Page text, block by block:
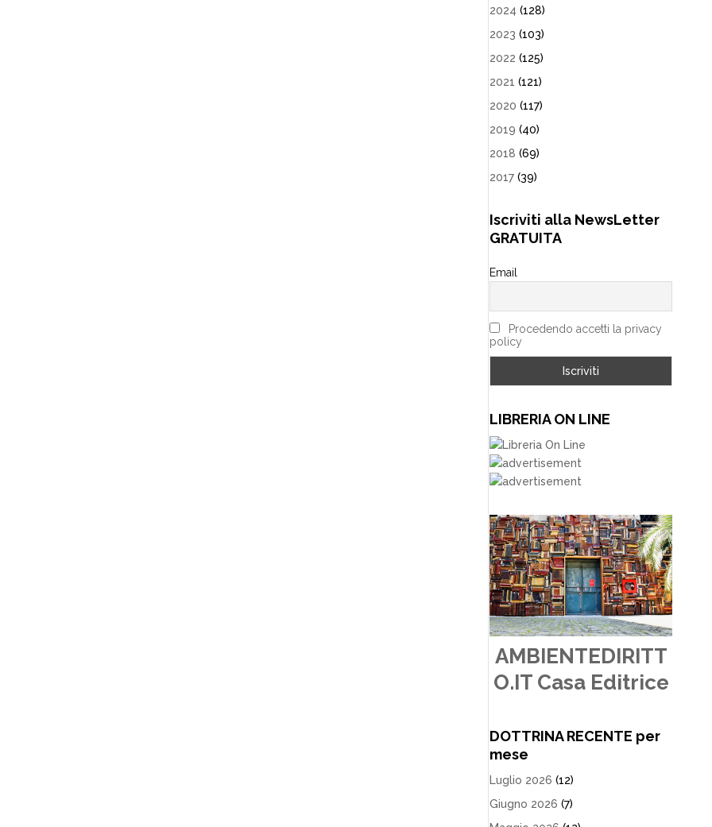
2024 (128)
2023 (103)
2022 (125)
2021 (121)
2020 (117)
2019 (40)
2018 (69)
2017 (39)
Iscriviti alla NewsLetter
GRATUITA
Email
Procedendo accetti la privacy
policy
LIBRERIA ON LINE
AMBIENTEDIRITT
O.IT Casa Editrice
DOTTRINA RECENTE per
mese
Luglio 2026 (12)
Giugno 2026 (7)